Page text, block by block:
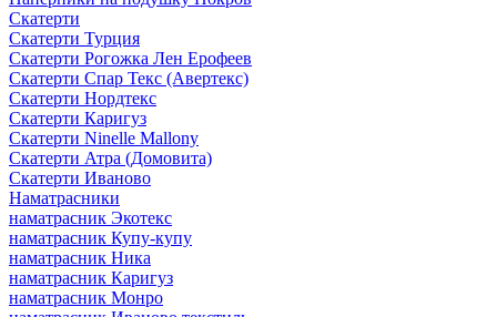
Скатерти
Скатерти Турция
Скатерти Рогожка Лен Ерофеев
Скатерти Спар Текс (Авертекс)
Скатерти Нордтекс
Скатерти Каригуз
Скатерти Ninelle Mallony
Скатерти Атра (Домовита)
Скатерти Иваново
Наматрасники
наматрасник Экотекс
наматрасник Купу-купу
наматрасник Ника
наматрасник Каригуз
наматрасник Монро